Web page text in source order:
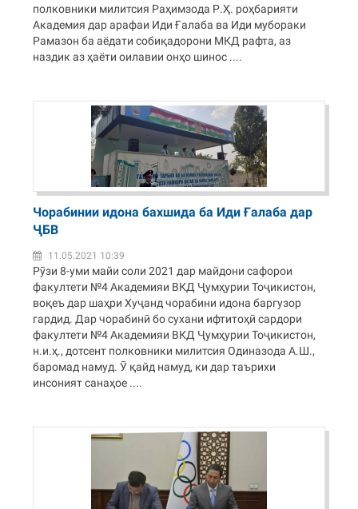
полковники милитсия Раҳимзода Р.Ҳ. роҳбарияти
Академия дар арафаи Иди Ғалаба ва Иди мубораки
Рамазон ба аёдати собиқадорони МКД рафта, аз
наздик аз ҳаёти оилавии онҳо шинос ....
Чорабинии идона бахшида ба Иди Ғалаба дар
ҶБВ
11.05.2021 10:39
Рӯзи 8-уми майи соли 2021 дар майдони сафорои
факултети №4 Академияи ВКД Ҷумҳурии Тоҷикистон,
воқеъ дар шаҳри Хуҷанд чорабини идона баргузор
гардид. Дар чорабинӣ бо сухани ифтитоҳӣ сардори
факултети №4 Академияи ВКД Ҷумҳурии Тоҷикистон,
н.и.ҳ., дотсент полковники милитсия Одиназода А.Ш.,
баромад намуд. Ӯ қайд намуд, ки дар таърихи
инсоният санаҳое ....